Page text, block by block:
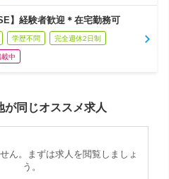
】経験者歓迎＊在宅勤務可
学歴不問 完全週休2日制
中
が同じオススメ求人
ん。まずは求人を閲覧しましょ
う。